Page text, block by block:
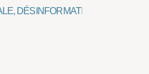
DÉSINFORMATION